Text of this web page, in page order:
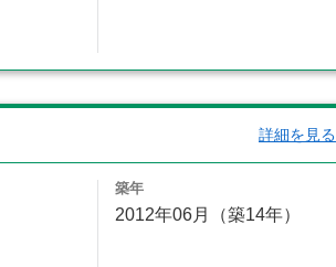
詳細を見る
築年
2012年06月（築14年）